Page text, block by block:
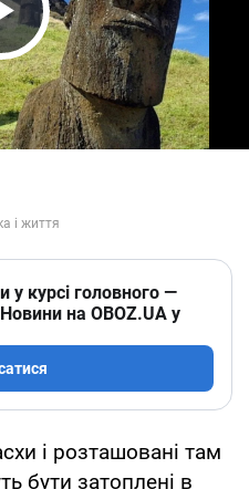
Video
у курсі головного —
на OBOZ.UA у
і розташовані там
бути затоплені в